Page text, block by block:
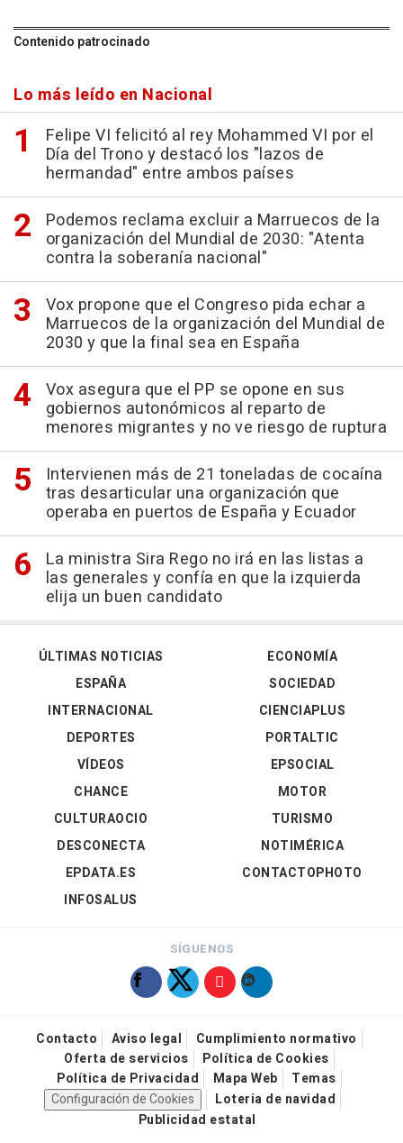
Contenido patrocinado
Lo más leído en Nacional
Felipe VI felicitó al rey Mohammed VI por el
Día del Trono y destacó los "lazos de
hermandad" entre ambos países
Podemos reclama excluir a Marruecos de la
organización del Mundial de 2030: "Atenta
contra la soberanía nacional"
Vox propone que el Congreso pida echar a
Marruecos de la organización del Mundial de
2030 y que la final sea en España
Vox asegura que el PP se opone en sus
gobiernos autonómicos al reparto de
menores migrantes y no ve riesgo de ruptura
Intervienen más de 21 toneladas de cocaína
tras desarticular una organización que
operaba en puertos de España y Ecuador
La ministra Sira Rego no irá en las listas a
las generales y confía en que la izquierda
elija un buen candidato
ÚLTIMAS NOTICIAS
ESPAÑA
INTERNACIONAL
DEPORTES
VÍDEOS
ECONOMÍA
SOCIEDAD
CIENCIAPLUS
PORTALTIC
EPSOCIAL
CHANCE
CULTURAOCIO
DESCONECTA
EPDATA.ES
INFOSALUS
MOTOR
TURISMO
NOTIMÉRICA
CONTACTOPHOTO
SÍGUENOS
Contacto Aviso legal
Cumplimiento normativo
Oferta de servicios
Política de Cookies
Política de Privacidad
Mapa Web
Temas
Configuración de Cookies
Loteria de navidad
Publicidad estatal